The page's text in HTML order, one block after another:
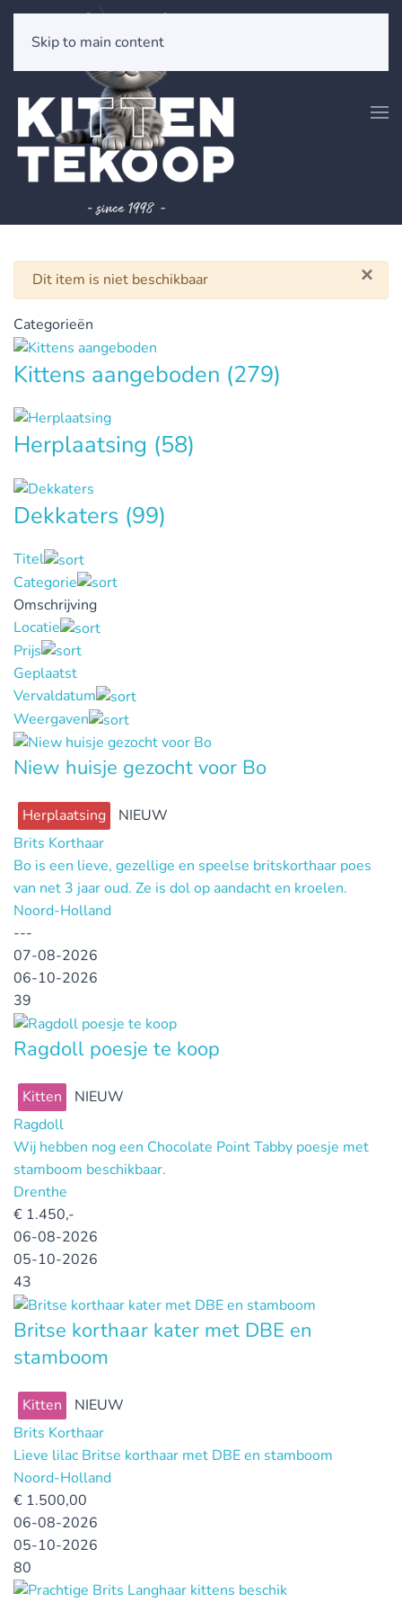
Skip to main content
×
Waarschuwing
Dit item is niet beschikbaar
Categorieën
Kittens aangeboden (279)
Herplaatsing (58)
Dekkaters (99)
Titel
Categorie
Omschrijving
Locatie
Prijs
Geplaatst
Vervaldatum
Weergaven
Niew huisje gezocht voor Bo
Herplaatsing
NIEUW
Brits Korthaar
Bo is een lieve, gezellige en speelse britskorthaar poes
van net 3 jaar oud. Ze is dol op aandacht en kroelen.
Noord-Holland
---
07-08-2026
06-10-2026
39
Ragdoll poesje te koop
Kitten
NIEUW
Ragdoll
Wij hebben nog een Chocolate Point Tabby poesje met
stamboom beschikbaar.
Drenthe
€ 1.450,-
06-08-2026
05-10-2026
43
Britse korthaar kater met DBE en
stamboom
Kitten
NIEUW
Brits Korthaar
Lieve lilac Britse korthaar met DBE en stamboom
Noord-Holland
€ 1.500,00
06-08-2026
05-10-2026
80